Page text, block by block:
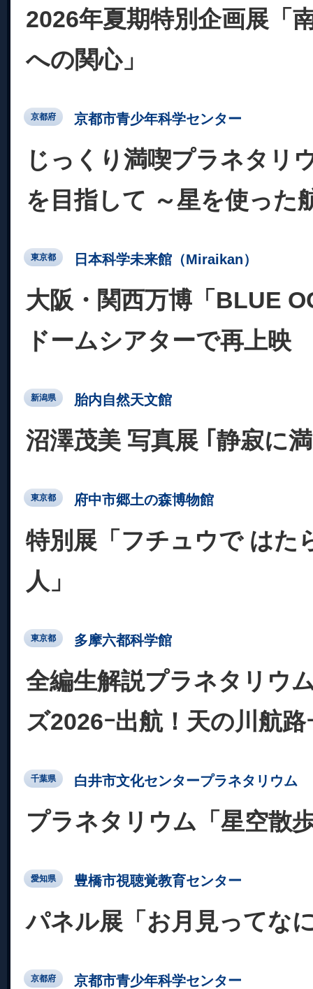
2026年夏期特別企画展「
への関心」
京都府 京都市青少年科学センター
じっくり満喫プラネタリ
を目指して ～星を使った
東京都 日本科学未来館（Miraikan）
大阪・関西万博「BLUE
ドームシアターで再上映
新潟県 胎内自然天文館
沼澤茂美 写真展 ｢静寂に
東京都 府中市郷土の森博物館
特別展「フチュウで はた
人」
東京都 多摩六都科学館
全編生解説プラネタリウ
ズ2026ｰ出航！天の川航路
千葉県 白井市文化センタープラネタリウム
プラネタリウム「星空散
愛知県 豊橋市視聴覚教育センター
パネル展「お月見ってな
京都府 京都市青少年科学センター